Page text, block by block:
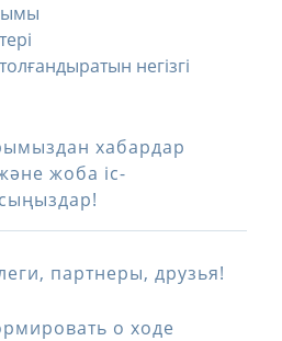
негізгі
хабардар
жоба іс-
партнеры, друзья!
о ходе